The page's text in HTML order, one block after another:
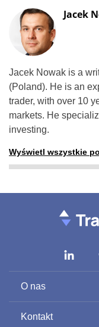
Jacek
Jacek Nowak is a
(Poland). He is an
trader, with over 10
markets. He
investing.
Wyświetl wszystkie
O nas
Kontakt